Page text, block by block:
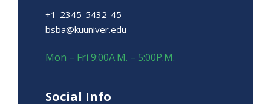
+1-2345-5432-45
bsba@kuuniver.edu
Mon – Fri 9:00A.M. – 5:00P.M.
Social Info